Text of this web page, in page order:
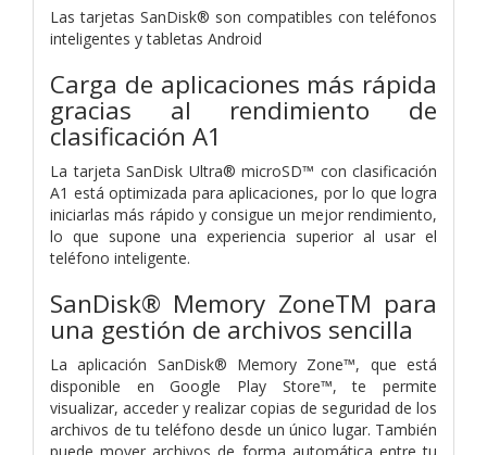
Las tarjetas SanDisk® son compatibles con teléfonos
inteligentes y tabletas Android
Carga de aplicaciones más rápida
gracias al rendimiento de
clasificación A1
La tarjeta SanDisk Ultra® microSD™ con clasificación
A1 está optimizada para aplicaciones, por lo que logra
iniciarlas más rápido y consigue un mejor rendimiento,
lo que supone una experiencia superior al usar el
teléfono inteligente.
SanDisk® Memory ZoneTM para
una gestión de archivos sencilla
La aplicación SanDisk® Memory Zone™, que está
disponible en Google Play Store™, te permite
visualizar, acceder y realizar copias de seguridad de los
archivos de tu teléfono desde un único lugar. También
puede mover archivos de forma automática entre tu